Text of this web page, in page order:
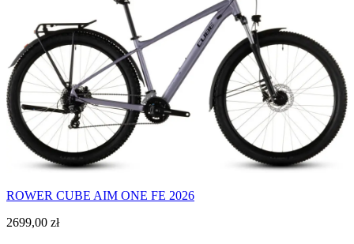
ROWER CUBE AIM ONE FE 2026
2699,00 zł